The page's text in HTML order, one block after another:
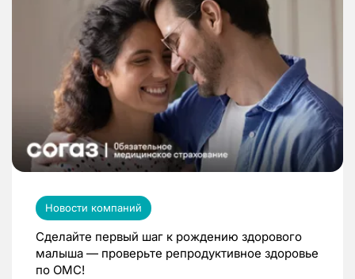
Новости компаний
Сделайте первый шаг к рождению здорового
малыша — проверьте репродуктивное здоровье
по ОМС!